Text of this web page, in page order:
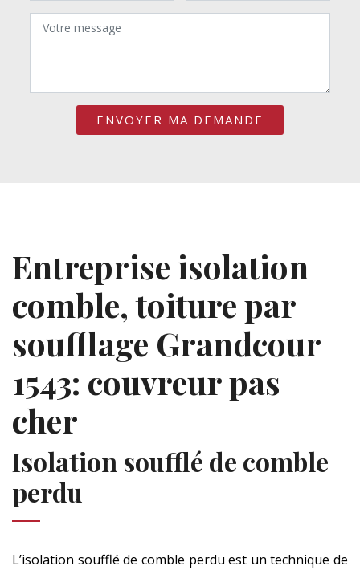
Entreprise isolation
comble, toiture par
soufflage Grandcour
1543: couvreur pas
cher
Isolation soufflé de comble
perdu
L’isolation soufflé de comble perdu est un technique de